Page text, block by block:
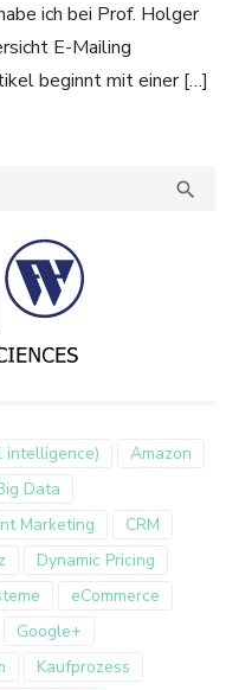
ich bei Prof. Holger
E-Mailing
beginnt mit einer […]

intelligence)
Amazon
Data
Marketing
CRM
Dynamic Pricing
eCommerce
Google+
Kaufprozess